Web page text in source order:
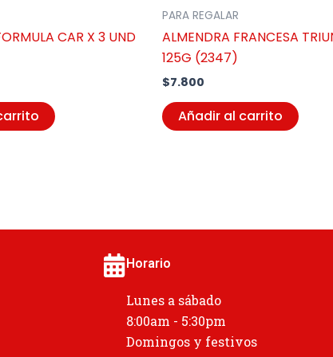
CAR X 3 UND
PARA REGALAR
ALMENDRA FRANCESA
125G (2347)
$7.800
Añadir al carrito
Horario
Lunes a sábado
8:00am - 5:30pm
Domingos y festivos